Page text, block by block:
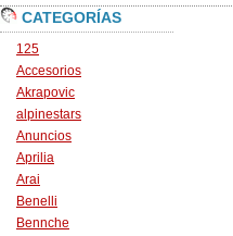
CATEGORÍAS
125
Accesorios
Akrapovic
alpinestars
Anuncios
Aprilia
Arai
Benelli
Bennche